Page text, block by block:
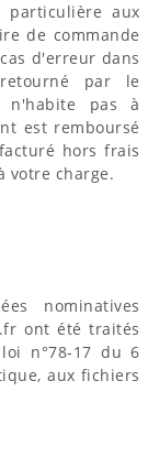
aux
de commande
d'erreur dans
par le
n'habite pas à
est remboursé
hors frais
votre charge.
nominatives
ont été traités
n°78-17 du 6
aux fichiers